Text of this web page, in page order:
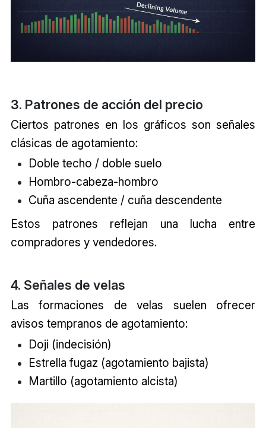
3. Patrones de acción del precio
Ciertos patrones en los gráficos son señales
clásicas de agotamiento:
Doble techo / doble suelo
Hombro-cabeza-hombro
Cuña ascendente / cuña descendente
Estos patrones reflejan una lucha entre
compradores y vendedores.
4. Señales de velas
Las formaciones de velas suelen ofrecer
avisos tempranos de agotamiento:
Doji (indecisión)
Estrella fugaz (agotamiento bajista)
Martillo (agotamiento alcista)